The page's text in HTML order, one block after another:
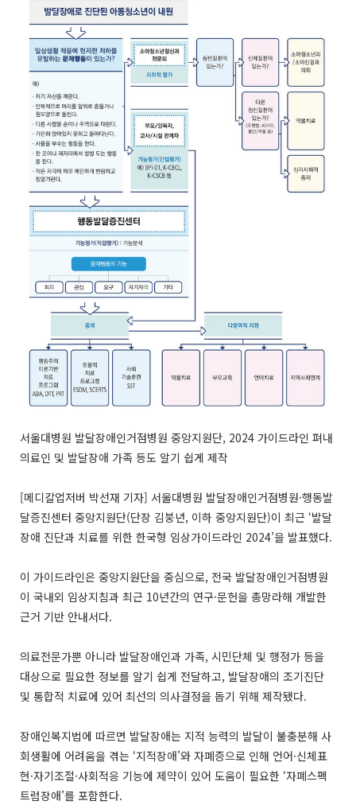
서울대병원 발달장애인거점병원 중앙지원단, 2024 가이드라인 펴내
의료인 및 발달장애 가족 등도 알기 쉽게 제작
[메디칼업저버 박선재 기자] 서울대병원 발달장애인거점병원·행동발
달증진센터 중앙지원단(단장 김붕년, 이하 중앙지원단)이 최근 ‘발달
장애 진단과 치료를 위한 한국형 임상가이드라인 2024’을 발표했다.
이 가이드라인은 중앙지원단을 중심으로, 전국 발달장애인거점병원
이 국내외 임상지침과 최근 10년간의 연구·문헌을 총망라해 개발한
근거 기반 안내서다.
의료전문가뿐 아니라 발달장애인과 가족, 시민단체 및 행정가 등을
대상으로 필요한 정보를 알기 쉽게 전달하고, 발달장애의 조기진단
및 통합적 치료에 있어 최선의 의사결정을 돕기 위해 제작됐다.
장애인복지법에 따르면 발달장애는 지적 능력의 발달이 불충분해 사
회생활에 어려움을 겪는 ‘지적장애’와 자폐증으로 인해 언어·신체표
현·자기조절·사회적응 기능에 제약이 있어 도움이 필요한 ‘자폐스펙
트럼장애’를 포함한다.